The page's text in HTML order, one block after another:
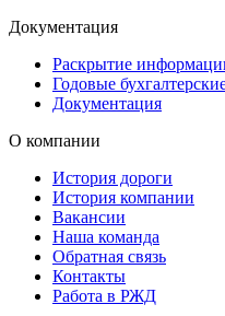
Документация
Раскрытие
Годовые
Документация
О компании
История дороги
История компании
Вакансии
Наша команда
Обратная связь
Контакты
Работа в РЖД